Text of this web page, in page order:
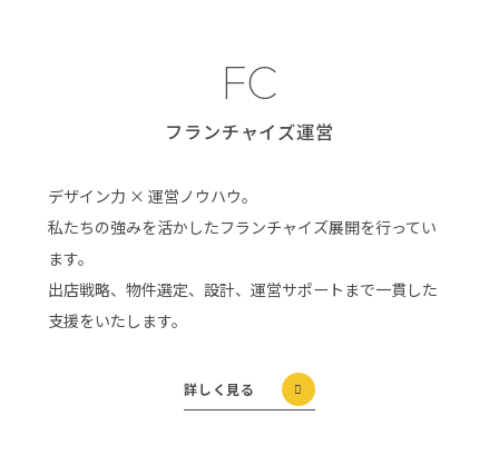
FC
フランチャイズ運営
デザイン力 × 運営ノウハウ。
私たちの強みを活かしたフランチャイズ展開を行ってい
ます。
出店戦略、物件選定、設計、運営サポートまで一貫した
支援をいたします。
詳しく見る